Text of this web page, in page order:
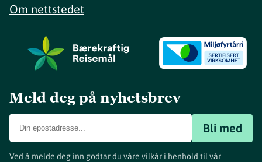
Om nettstedet
Meld deg på nyhetsbrev
Bli med
Ved å melde deg inn godtar du våre vilkår i henhold til vår